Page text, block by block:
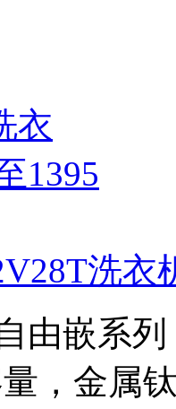
洗衣
由嵌系
，金属